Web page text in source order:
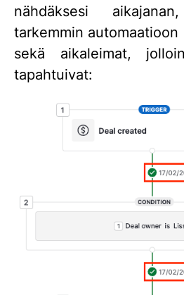
nähdäksesi
tarkemmin
sekä aikaleimat,
tapahtuivat: